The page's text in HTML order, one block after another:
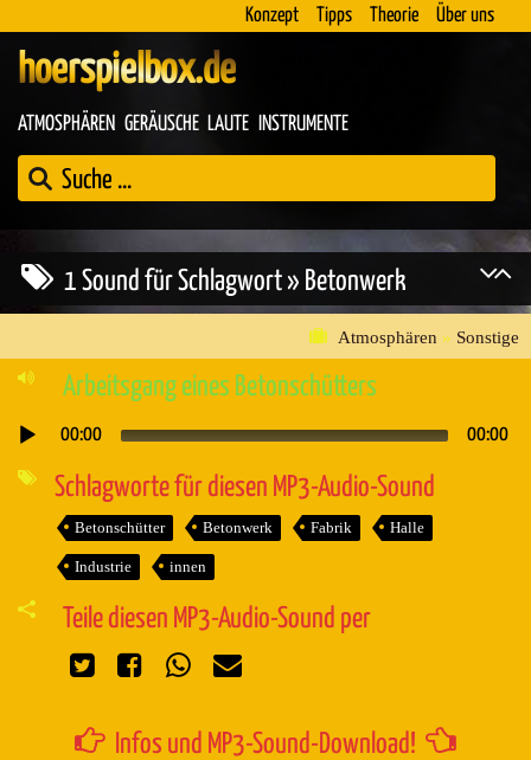
Konzept Tipps Theorie Über uns
hoerspielbox.de
ATMOSPHÄREN GERÄUSCHE LAUTE INSTRUMENTE
1 Sound für Schlagwort » Betonwerk
Atmosphären » Sonstige
Arbeitsgang eines Betonschütters
Audio-
00:00 00:00
Schlagworte für diesen MP3-Audio-Sound
Betonschütter Betonwerk Fabrik Halle
Industrie innen
Teile diesen MP3-Audio-Sound per
Infos und MP3-Sound-Download!